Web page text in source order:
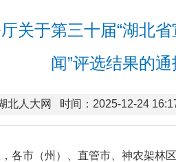
关于第三十届“湖北
闻”评选结果的通
北人大网 时间：2025-12-24
各市（州）、直管市、神农架林